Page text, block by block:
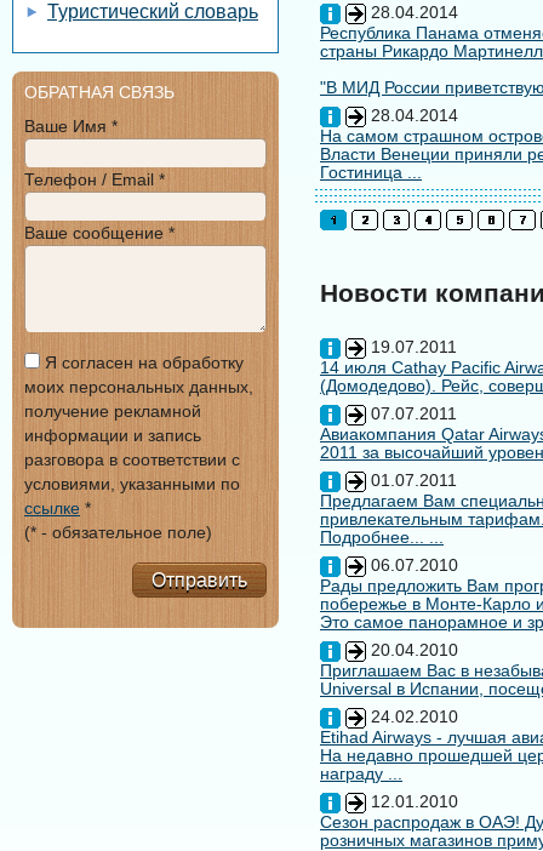
28.04.2014
Республика Панама
страны Рикардо
"В МИД России
28.04.2014
На самом страшном
Власти Венеции приняли
Гостиница ...
Новости
19.07.2011
14 июля Cathay Pacific
(Домодедово). Рейс,
07.07.2011
Авиакомпания Qatar
2011 за высочайший
01.07.2011
Предлагаем Вам
привлекательным
Подробнее... ...
06.07.2010
Рады предложить Вам
побережье в Монте-Карло
Это самое панорамное и
20.04.2010
Приглашаем Вас в
Universal в Испании,
24.02.2010
Etihad Airways - лучшая
На недавно прошедшей
награду ...
12.01.2010
Сезон распродаж в ОАЭ!
розничных магазинов
Туристический словарь
ОБРАТНАЯ СВЯЗЬ
Ваше Имя *
Телефон / Email *
Ваше сообщение *
Я согласен на обработку
моих персональных данных,
получение рекламной
информации и запись
разговора в соответствии с
условиями, указанными по
ссылке *
(* - обязательное поле)
Отправить